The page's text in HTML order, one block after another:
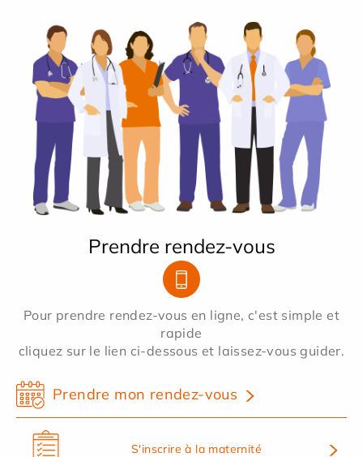
Prendre rendez-vous
Pour prendre rendez-vous en ligne, c'est simple et
rapide
cliquez sur le lien ci-dessous et laissez-vous guider.
Prendre mon rendez-vous
S'inscrire à la maternité